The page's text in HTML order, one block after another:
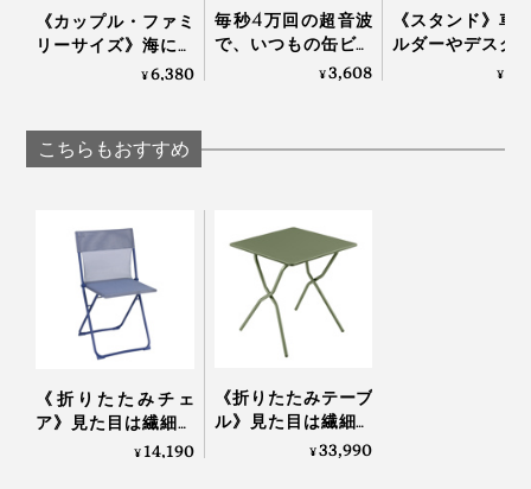
フレームを持ち運ぶ際は、付属のフックを装着すればき
ゅっとコンパクトに。女性が片手でカンタンに持ち運べ
普段はリビングを定位置にして、夕涼みしたい時だけベ
プ場へ。
写真は、リクライニングチェア「 RSX CLIP AirComfort
《カップル・ファミ
リーサイズ》海にも
人にも“優しい” - 砂が
FRIENDLY BEACH
BLANKET / LARGE
¥6,380
毎秒4万回の超音波
で、いつもの缶ビー
ルからクリーミーな
¥3,608
《スタンド》車
ルダーやデスク
ンドに安定感バ
¥
こちらもおすすめ
《折りたたみチェ
ア》見た目は繊細な
のに、水や紫外線に
¥14,190
《折りたたみテーブ
ル》見た目は繊細な
のに、水や紫外線に
¥33,990